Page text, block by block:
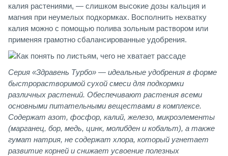
калия растениями, — слишком высокие дозы кальция и
магния при неумелых подкормках. Восполнить нехватку
калия можно с помощью полива зольным раствором или
применяя грамотно сбалансированные удобрения.
Серия «Здравень Турбо» — идеальные удобрения в форме
быстрорастворимой сухой смеси для подкормки
различных растений. Обеспечивают растения всеми
основными питательными веществами в комплексе.
Содержат азот, фосфор, калий, железо, микроэлементы
(марганец, бор, медь, цинк, молибден и кобальт), а также
гумат натрия, не содержат хлора, который угнетает
развитие корней и снижает усвоение полезных